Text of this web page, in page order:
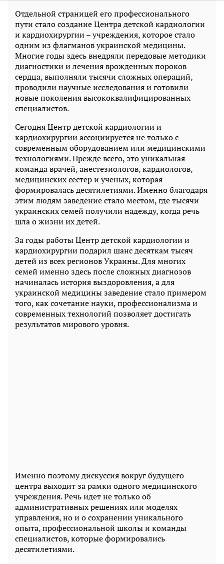
Отдельной страницей его профессионального
пути стало создание Центра детской кардиологии
и кардиохирургии – учреждения, которое стало
одним из флагманов украинской медицины.
Многие годы здесь внедряли передовые методики
диагностики и лечения врожденных пороков
сердца, выполняли тысячи сложных операций,
проводили научные исследования и готовили
новые поколения высококвалифицированных
специалистов.
Сегодня Центр детской кардиологии и
кардиохирургии ассоциируется не только с
современным оборудованием или медицинскими
технологиями. Прежде всего, это уникальная
команда врачей, анестезиологов, кардиологов,
медицинских сестер и ученых, которая
формировалась десятилетиями. Именно благодаря
этим людям заведение стало местом, где тысячи
украинских семей получили надежду, когда речь
шла о жизни их детей.
За годы работы Центр детской кардиологии и
кардиохирургии подарил шанс десяткам тысяч
детей из всех регионов Украины. Для многих
семей именно здесь после сложных диагнозов
начиналась история выздоровления, а для
украинской медицины заведение стало примером
того, как сочетание науки, профессионализма и
современных технологий позволяет достигать
результатов мирового уровня.
Именно поэтому дискуссия вокруг будущего
центра выходит за рамки одного медицинского
учреждения. Речь идет не только об
административных решениях или моделях
управления, но и о сохранении уникального
опыта, профессиональной школы и команды
специалистов, которые формировались
десятилетиями.